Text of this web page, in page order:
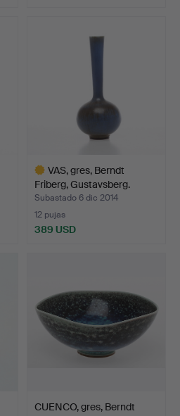
VAS, gres, Berndt
Friberg, Gustavsberg.
Subastado 6 dic 2014
12 pujas
389 USD
CUENCO, gres, Berndt